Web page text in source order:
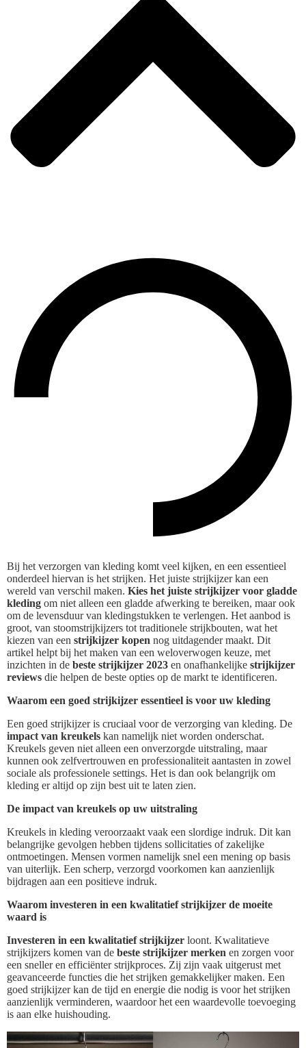
Bij het verzorgen van kleding komt veel kijken, en een essentieel
onderdeel hiervan is het strijken. Het juiste strijkijzer kan een
wereld van verschil maken. Kies het juiste strijkijzer voor gladde
kleding om niet alleen een gladde afwerking te bereiken, maar ook
om de levensduur van kledingstukken te verlengen. Het aanbod is
groot, van stoomstrijkijzers tot traditionele strijkbouten, wat het
kiezen van een strijkijzer kopen nog uitdagender maakt. Dit
artikel helpt bij het maken van een weloverwogen keuze, met
inzichten in de beste strijkijzer 2023 en onafhankelijke strijkijzer
reviews die helpen de beste opties op de markt te identificeren.
Waarom een goed strijkijzer essentieel is voor uw kleding
Een goed strijkijzer is cruciaal voor de verzorging van kleding. De
impact van kreukels kan namelijk niet worden onderschat.
Kreukels geven niet alleen een onverzorgde uitstraling, maar
kunnen ook zelfvertrouwen en professionaliteit aantasten in zowel
sociale als professionele settings. Het is dan ook belangrijk om
kleding er altijd op zijn best uit te laten zien.
De impact van kreukels op uw uitstraling
Kreukels in kleding veroorzaakt vaak een slordige indruk. Dit kan
belangrijke gevolgen hebben tijdens sollicitaties of zakelijke
ontmoetingen. Mensen vormen namelijk snel een mening op basis
van uiterlijk. Een scherp, verzorgd voorkomen kan aanzienlijk
bijdragen aan een positieve indruk.
Waarom investeren in een kwalitatief strijkijzer de moeite
waard is
Investeren in een kwalitatief strijkijzer loont. Kwalitatieve
strijkijzers komen van de beste strijkijzer merken en zorgen voor
een sneller en efficiënter strijkproces. Zij zijn vaak uitgerust met
geavanceerde functies die het strijken gemakkelijker maken. Een
goed strijkijzer kan de tijd en energie die nodig is voor het strijken
aanzienlijk verminderen, waardoor het een waardevolle toevoeging
is aan elke huishouding.